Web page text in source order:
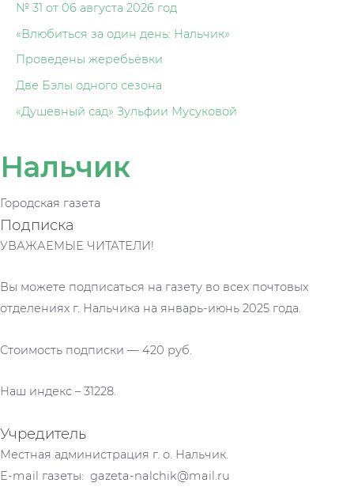
№ 31 от 06 августа 2026 год
«Влюбиться за один день: Нальчик»
Проведены жеребьёвки
Две Бэлы одного сезона
«Душевный сад» Зульфии Мусуковой
Нальчик
Городская газета
Подписка
УВАЖАЕМЫЕ ЧИТАТЕЛИ!
Вы можете подписаться на газету во всех почтовых
отделениях г. Нальчика на январь-июнь 2025 года.
Стоимость подписки — 420 руб.
Наш индекс – 31228.
Учредитель
Местная администрация г. о. Нальчик.
E-mail газеты: gazeta-nalchik@mail.ru